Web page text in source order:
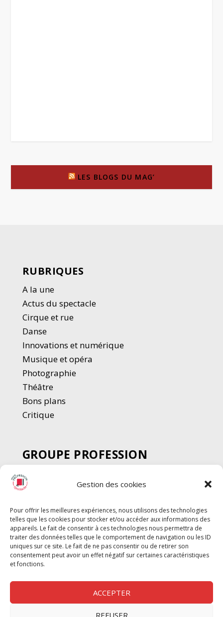
Gestion des cookies
Pour offrir les meilleures expériences, nous utilisons des technologies
telles que les cookies pour stocker et/ou accéder aux informations des
appareils. Le fait de consentir à ces technologies nous permettra de
traiter des données telles que le comportement de navigation ou les ID
uniques sur ce site. Le fait de ne pas consentir ou de retirer son
consentement peut avoir un effet négatif sur certaines caractéristiques
et fonctions.
ACCEPTER
REFUSER
LES BLOGS DU MAG’
RUBRIQUES
A la une
Actus du spectacle
Cirque et rue
Danse
Innovations et numérique
Musique et opéra
Photographie
Théâtre
Bons plans
Critique
GROUPE PROFESSION
SPECTACLE
Chèque Intermittents
Chèque Compta
Chèque Emploi Spectacle
G-Pods
Profession Audio-visuel